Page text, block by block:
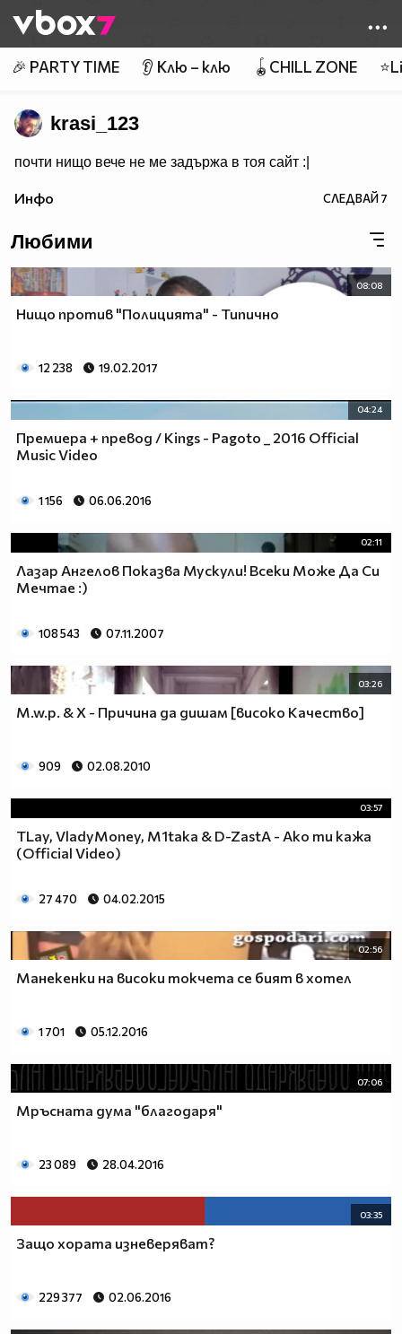
👾
🎉 PARTY TIME 👂 Клю – клю 🪀CHILL ZONE
krasi_123
почти нищо вече не ме задържа в тоя сайт :|
Инфо СЛЕДВАЙ7
Любими
08:08
Нищо против "Полицията" - Типично
12 238 19.02.2017
04:24
Премиера + превод / Kings - Pagoto _ 2016 Official
Music Video
1 156 06.06.2016
02:11
Лазар Ангелов Показва Мускули! Всеки Може Да Си
Мечтае :)
108 543 07.11.2007
03:26
M.w.p. & X - Причина да дишам [високо Качество]
909 02.08.2010
03:57
TLay, VladyMoney, M1taka & D-ZastA - Ако ти кажа
(Official Video)
27 470 04.02.2015
02:56
Манекенки на високи токчета се бият в хотел
1 701 05.12.2016
07:06
Мръсната дума "благодаря"
23 089 28.04.2016
03:35
Защо хората изневеряват?
229 377 02.06.2016